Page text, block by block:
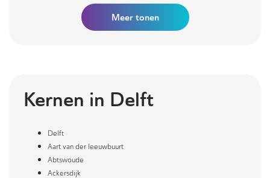
Meertonen
Kernen in Delft
Delft
Aart van der leeuwbuurt
Abtswoude
Ackersdijk